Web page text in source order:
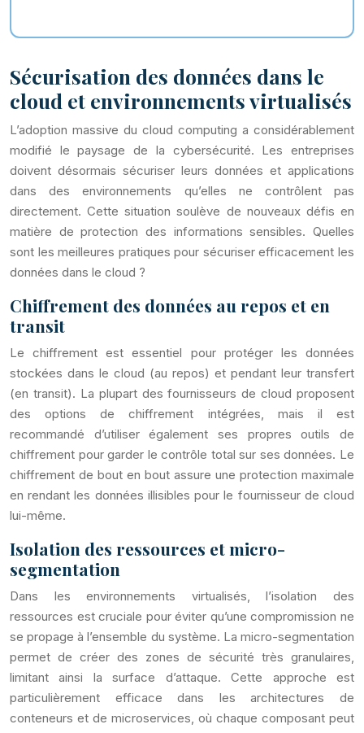
Sécurisation des données dans le
cloud et environnements virtualisés
L’adoption massive du cloud computing a considérablement
modifié le paysage de la cybersécurité. Les entreprises
doivent désormais sécuriser leurs données et applications
dans des environnements qu’elles ne contrôlent pas
directement. Cette situation soulève de nouveaux défis en
matière de protection des informations sensibles. Quelles
sont les meilleures pratiques pour sécuriser efficacement les
données dans le cloud ?
Chiffrement des données au repos et en
transit
Le chiffrement est essentiel pour protéger les données
stockées dans le cloud (au repos) et pendant leur transfert
(en transit). La plupart des fournisseurs de cloud proposent
des options de chiffrement intégrées, mais il est
recommandé d’utiliser également ses propres outils de
chiffrement pour garder le contrôle total sur ses données. Le
chiffrement de bout en bout assure une protection maximale
en rendant les données illisibles pour le fournisseur de cloud
lui-même.
Isolation des ressources et micro-
segmentation
Dans les environnements virtualisés, l’isolation des
ressources est cruciale pour éviter qu’une compromission ne
se propage à l’ensemble du système. La micro-segmentation
permet de créer des zones de sécurité très granulaires,
limitant ainsi la surface d’attaque. Cette approche est
particulièrement efficace dans les architectures de
conteneurs et de microservices, où chaque composant peut